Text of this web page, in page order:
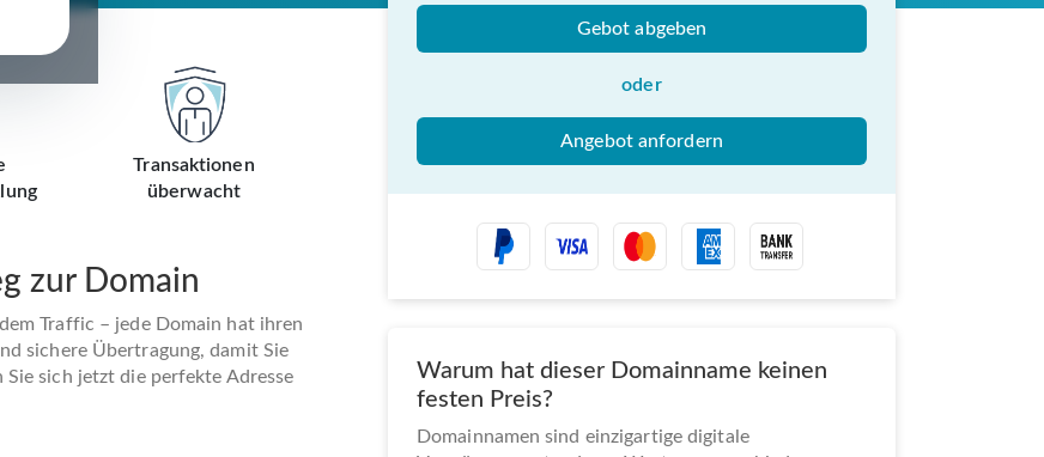
Transaktionen
überwacht
zur Domain
Traffic – jede Domain hat ihren
sichere Übertragung, damit Sie
Sie sich jetzt die perfekte Adresse
Gebot abgeben
oder
Angebot anfordern
Warum hat dieser Domainname keinen
festen Preis?
Domainnamen sind einzigartige digitale